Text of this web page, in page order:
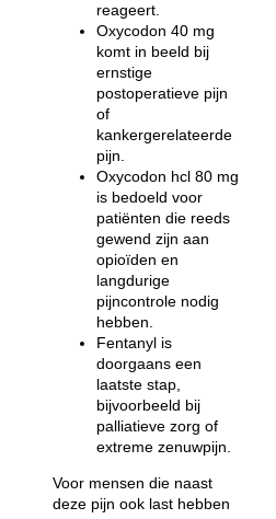
reageert.
Oxycodon 40 mg
komt in beeld bij
ernstige
postoperatieve pijn
of
kankergerelateerde
pijn.
Oxycodon hcl 80 mg
is bedoeld voor
patiënten die reeds
gewend zijn aan
opioïden en
langdurige
pijncontrole nodig
hebben.
Fentanyl is
doorgaans een
laatste stap,
bijvoorbeeld bij
palliatieve zorg of
extreme zenuwpijn.
Voor mensen die naast
deze pijn ook last hebben